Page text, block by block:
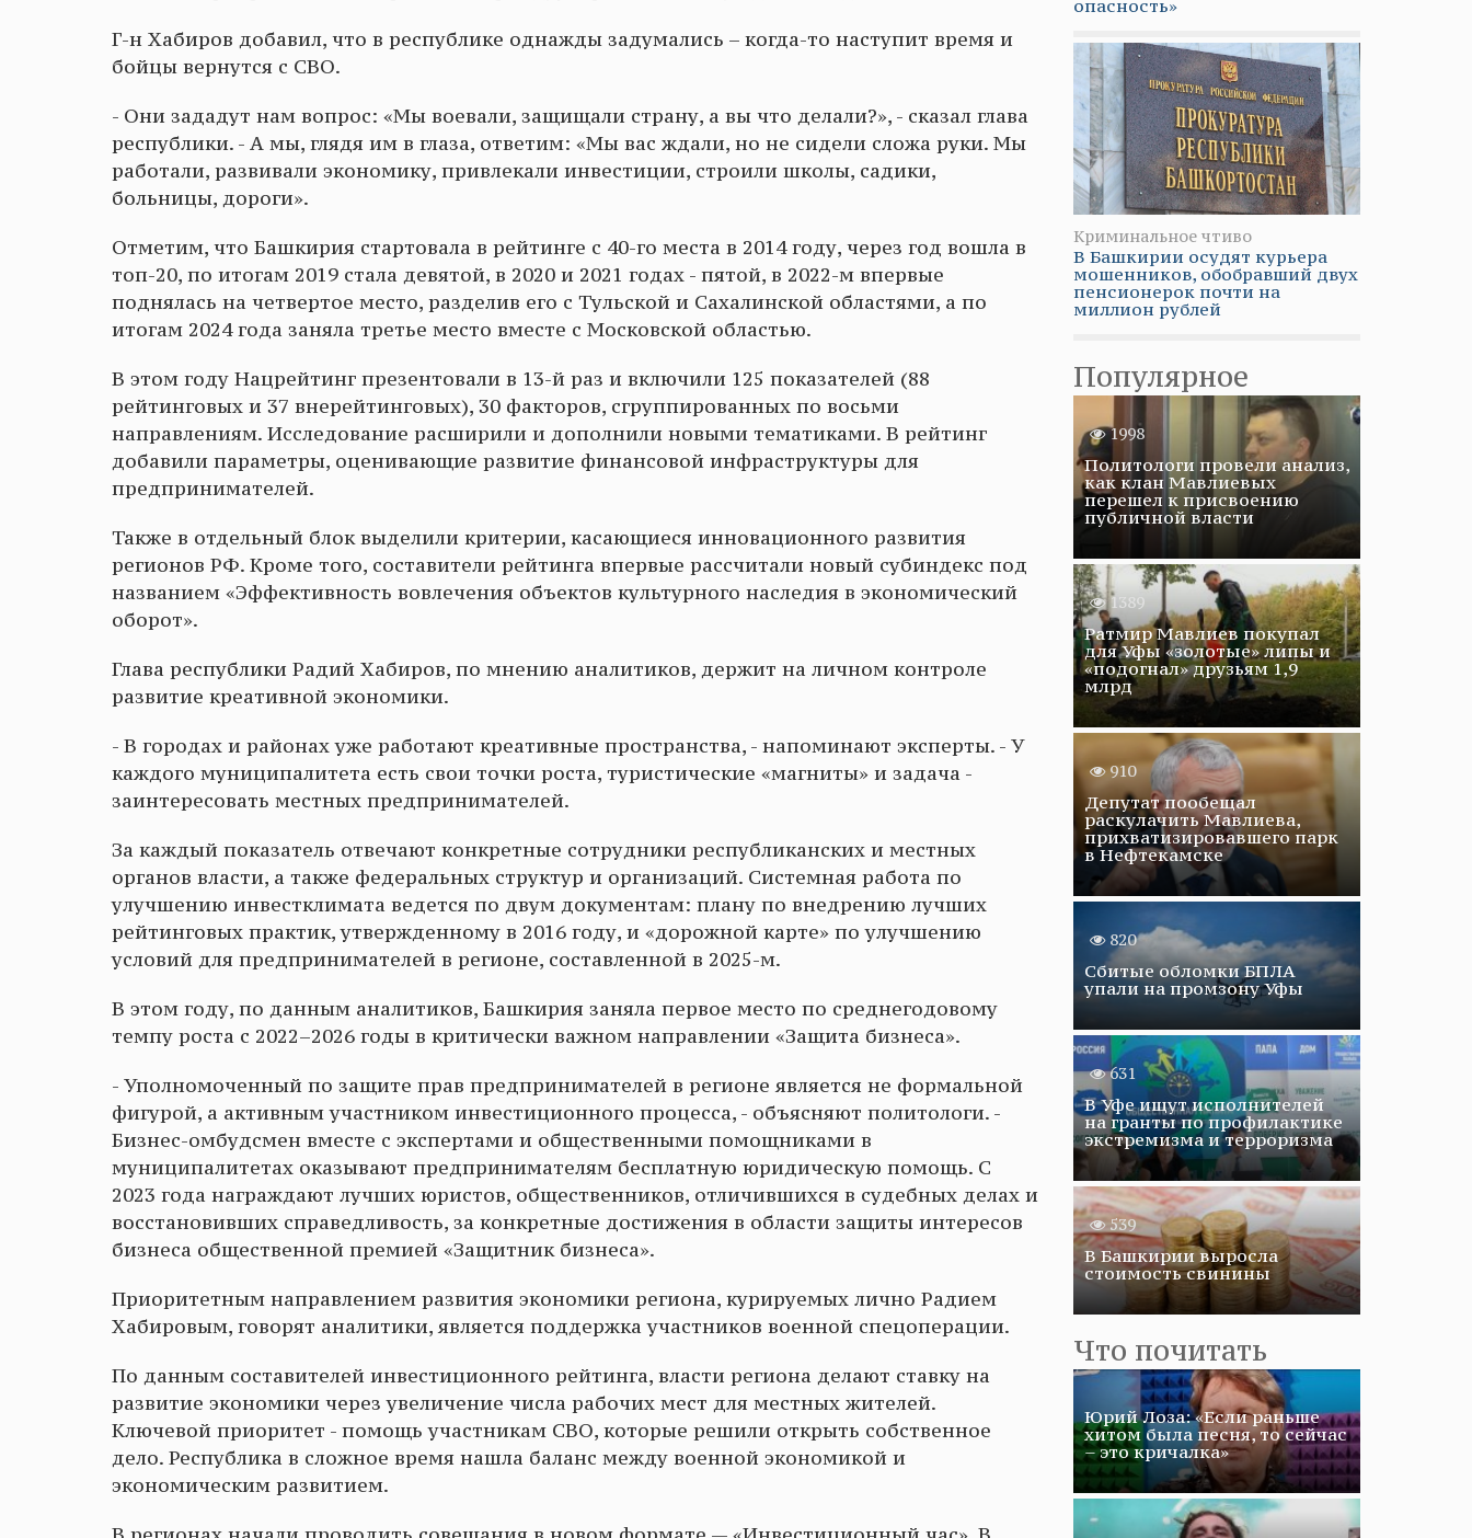
Г-н Хабиров добавил, что в республике однажды задумались – когда-то наступит время и
бойцы вернутся с СВО.
- Они зададут нам вопрос: «Мы воевали, защищали страну, а вы что делали?», - сказал глава
республики. - А мы, глядя им в глаза, ответим: «Мы вас ждали, но не сидели сложа руки. Мы
работали, развивали экономику, привлекали инвестиции, строили школы, садики,
больницы, дороги».
Отметим, что Башкирия стартовала в рейтинге с 40-го места в 2014 году, через год вошла в
топ-20, по итогам 2019 стала девятой, в 2020 и 2021 годах - пятой, в 2022-м впервые
поднялась на четвертое место, разделив его с Тульской и Сахалинской областями, а по
итогам 2024 года заняла третье место вместе с Московской областью.
В этом году Нацрейтинг презентовали в 13-й раз и включили 125 показателей (88
рейтинговых и 37 внерейтинговых), 30 факторов, сгруппированных по восьми
направлениям. Исследование расширили и дополнили новыми тематиками. В рейтинг
добавили параметры, оценивающие развитие финансовой инфраструктуры для
предпринимателей.
Также в отдельный блок выделили критерии, касающиеся инновационного развития
регионов РФ. Кроме того, составители рейтинга впервые рассчитали новый субиндекс под
названием «Эффективность вовлечения объектов культурного наследия в экономический
оборот».
Глава республики Радий Хабиров, по мнению аналитиков, держит на личном контроле
развитие креативной экономики.
- В городах и районах уже работают креативные пространства, - напоминают эксперты. - У
каждого муниципалитета есть свои точки роста, туристические «магниты» и задача -
заинтересовать местных предпринимателей.
За каждый показатель отвечают конкретные сотрудники республиканских и местных
органов власти, а также федеральных структур и организаций. Системная работа по
улучшению инвестклимата ведется по двум документам: плану по внедрению лучших
рейтинговых практик, утвержденному в 2016 году, и «дорожной карте» по улучшению
условий для предпринимателей в регионе, составленной в 2025-м.
В этом году, по данным аналитиков, Башкирия заняла первое место по среднегодовому
темпу роста с 2022–2026 годы в критически важном направлении «Защита бизнеса».
- Уполномоченный по защите прав предпринимателей в регионе является не формальной
фигурой, а активным участником инвестиционного процесса, - объясняют политологи. -
Бизнес-омбудсмен вместе с экспертами и общественными помощниками в
муниципалитетах оказывают предпринимателям бесплатную юридическую помощь. С
2023 года награждают лучших юристов, общественников, отличившихся в судебных делах и
восстановивших справедливость, за конкретные достижения в области защиты интересов
бизнеса общественной премией «Защитник бизнеса».
Приоритетным направлением развития экономики региона, курируемых лично Радием
Хабировым, говорят аналитики, является поддержка участников военной спецоперации.
По данным составителей инвестиционного рейтинга, власти региона делают ставку на
развитие экономики через увеличение числа рабочих мест для местных жителей.
Ключевой приоритет - помощь участникам СВО, которые решили открыть собственное
дело. Республика в сложное время нашла баланс между военной экономикой и
экономическим развитием.
опасность»
Криминальное чтиво
В Башкирии осудят курьера
мошенников, обобравший двух
пенсионерок почти на
миллион рублей
Популярное
1998
Политологи провели анализ,
как клан Мавлиевых
перешел к присвоению
публичной власти
1389
Ратмир Мавлиев покупал
для Уфы «золотые» липы и
«подогнал» друзьям 1,9
млрд
910
Депутат пообещал
раскулачить Мавлиева,
прихватизировавшего парк
в Нефтекамске
820
Сбитые обломки БПЛА
упали на промзону Уфы
631
В Уфе ищут исполнителей
на гранты по профилактике
экстремизма и терроризма
539
В Башкирии выросла
стоимость свинины
Что почитать
Юрий Лоза: «Если раньше
хитом была песня, то сейчас
– это кричалка»